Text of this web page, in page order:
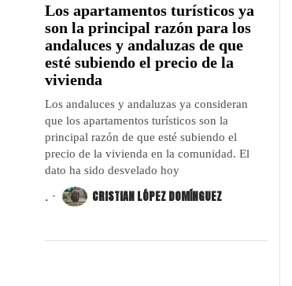
Los apartamentos turísticos ya
son la principal razón para los
andaluces y andaluzas de que
esté subiendo el precio de la
vivienda
Los andaluces y andaluzas ya consideran
que los apartamentos turísticos son la
principal razón de que esté subiendo el
precio de la vivienda en la comunidad. El
dato ha sido desvelado hoy
. CRISTIAN LÓPEZ DOMÍNGUEZ